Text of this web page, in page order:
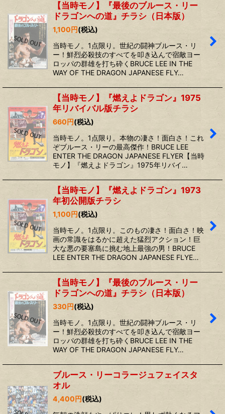
【当時モノ】『最後のブルース・リー
ドラゴンへの道』チラシ（日本版）
1,100円(税込)
当時モノ。1点限り。世紀の闘神ブルース・リ
ー！鮮烈必殺技のすべてを叩き込んで宿敵ヨー
ロッパの群雄を打ち砕くBRUCE LEE IN THE
WAY OF THE DRAGON JAPANESE FLY…
【当時モノ】『燃えよドラゴン』1975
年リバイバル版チラシ
660円(税込)
当時モノ。1点限り。本物の凄さ！面白さ！これ
ぞブルース・リーの最高傑作！BRUCE LEE
ENTER THE DRAGON JAPANESE FLYER【当時
モノ】『燃えよドラゴン』1975年リバイ…
【当時モノ】『燃えよドラゴン』1973
年初公開版チラシ
1,100円(税込)
当時モノ。1点限り。このもの凄さ！面白さ！映
画の常識をはるかに超えた猛烈アクション！巨
大な悪の要塞島に挑む地上最強の男！BRUCE
LEE ENTER THE DRAGON JAPANESE FLYE…
【当時モノ】『最後のブルース・リー
ドラゴンへの道』チラシ（日本版）
330円(税込)
当時モノ。1点限り。世紀の闘神ブルース・リ
ー！鮮烈必殺技のすべてを叩き込んで宿敵ヨー
ロッパの群雄を打ち砕くBRUCE LEE IN THE
WAY OF THE DRAGON JAPANESE FLY…
ブルース・リーコラージュフェイスタ
オル
4,400円(税込)